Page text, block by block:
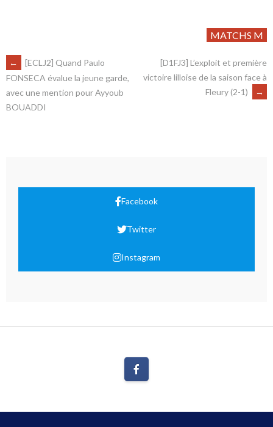
MATCHS M
←
[ECLJ2] Quand Paulo
FONSECA évalue la jeune garde,
avec une mention pour Ayyoub
BOUADDI
[D1FJ3] L’exploit et première
victoire lilloise de la saison face à
Fleury (2-1)
→
Facebook
Twitter
Instagram